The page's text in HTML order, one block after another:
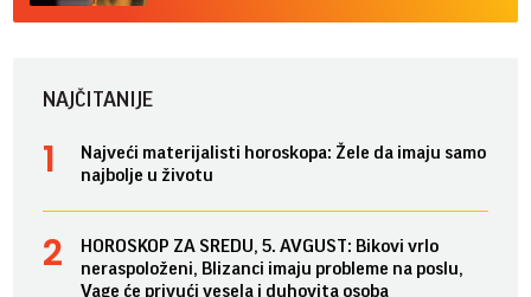
NAJČITANIJE
Najveći materijalisti horoskopa: Žele da imaju samo
najbolje u životu
HOROSKOP ZA SREDU, 5. AVGUST: Bikovi vrlo
neraspoloženi, Blizanci imaju probleme na poslu,
Vage će privući vesela i duhovita osoba